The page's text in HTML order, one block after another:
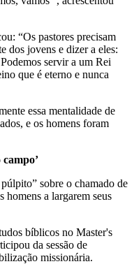
“Os pastores precisam
dos jovens e dizer a eles:
servir a um Rei
que é eterno e nunca
essa mentalidade de
e os homens foram
sobre o chamado de
homens a largarem seus
bíblicos no Master's
da sessão de
missionária.